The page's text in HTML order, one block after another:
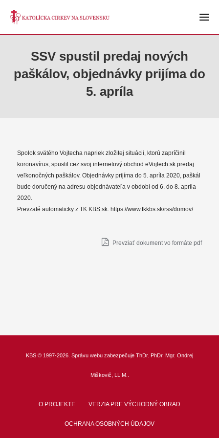
SSV spustil predaj nových
paškálov, objednávky prijíma do
5. apríla
Spolok svätého Vojtecha napriek zložitej situácii, ktorú zapríčinil
koronavírus, spustil cez svoj internetový obchod eVojtech.sk predaj
veľkonočných paškálov. Objednávky prijíma do 5. apríla 2020, paškál
bude doručený na adresu objednávateľa v období od 6. do 8. apríla
2020.
Prevzaté automaticky z TK KBS.sk: https://www.tkkbs.sk/rss/domov/
Prevziať dokument vo formáte pdf
KBS © 1997-2026. Správu webu zabezpečuje ThDr. PhDr. Mgr. Ondrej
Miškovič, LL.M.
O PROJEKTE VERZIA PRE VÝCHODNÝ OBRAD
OCHRANA OSOBNÝCH ÚDAJOV